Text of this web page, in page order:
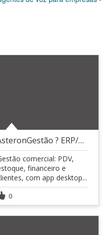
AsteronGestão ? ERP/PDV para o comércio
comercial: PDV,
financeiro e
com app desktop...
0